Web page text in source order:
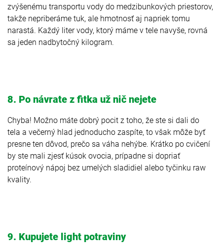
zvýšenému transportu vody do medzibunkových priestorov,
takže nepriberáme tuk, ale hmotnosť aj napriek tomu
narastá. Každý liter vody, ktorý máme v tele navyše, rovná
sa jeden nadbytočný kilogram.
8. Po návrate z fitka už nič nejete
Chyba! Možno máte dobrý pocit z toho, že ste si dali do
tela a večerný hlad jednoducho zaspíte, to však môže byť
presne ten dôvod, prečo sa váha nehýbe. Krátko po cvičení
by ste mali zjesť kúsok ovocia, prípadne si dopriať
proteínový nápoj bez umelých sladidiel alebo tyčinku raw
kvality.
9. Kupujete light potraviny